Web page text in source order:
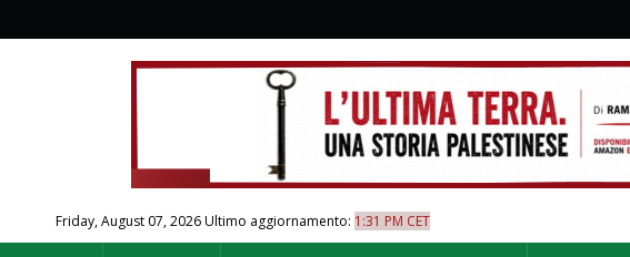
Friday, August 07, 2026Ultimo aggiornamento: 1:31 PM CET